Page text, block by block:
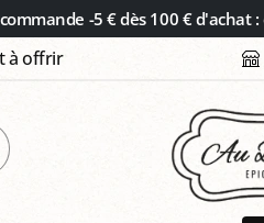
-5 € dès 100 € d'achat
à offrir